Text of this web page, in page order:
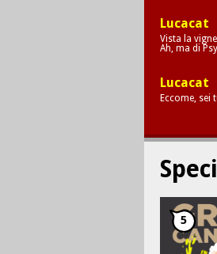
Lucacat
Vista la
Ah, ma di
Lucacat
Eccome, sei
5